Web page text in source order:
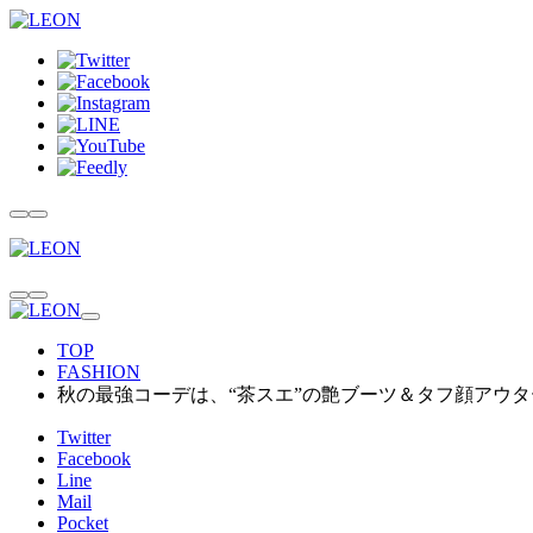
TOP
FASHION
秋の最強コーデは、“茶スエ”の艶ブーツ＆タフ顔アウタ
Twitter
Facebook
Line
Mail
Pocket